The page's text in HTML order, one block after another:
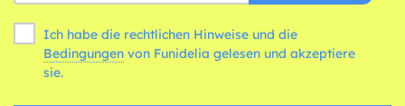
Ich habe die rechtlichen Hinweise und die
Bedingungen
sie.